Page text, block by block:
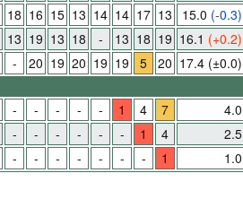
18 16 15 13 14 14 17 13 15.0 (-0.3)
13 19 13 18 - 13 18 19 16.1 (+0.2)
- 20 19 20 19 19 5 20 17.4 (±0.0)
- - - - - 1 4 7
4.0
- - - - - - 1 4
2.5
- - - - - - - 1 1.0